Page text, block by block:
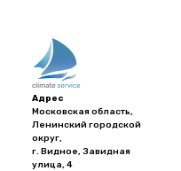
Адрес
Московская область,
Ленинский городской
округ,
г. Видное, Завидная
улица, 4